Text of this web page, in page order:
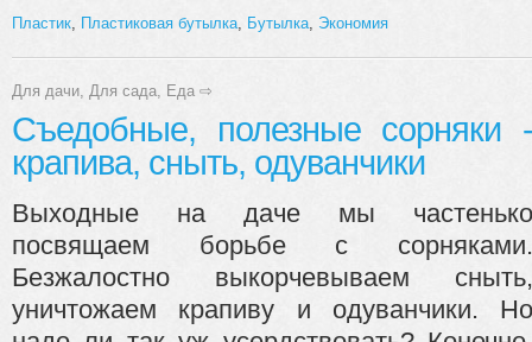
Пластик, Пластиковая бутылка, Бутылка, Экономия
Для дачи, Для сада, Еда ⇨
Съедобные, полезные сорняки -
крапива, сныть, одуванчики
Выходные на даче мы частенько
посвящаем борьбе с сорняками.
Безжалостно выкорчевываем сныть,
уничтожаем крапиву и одуванчики. Но